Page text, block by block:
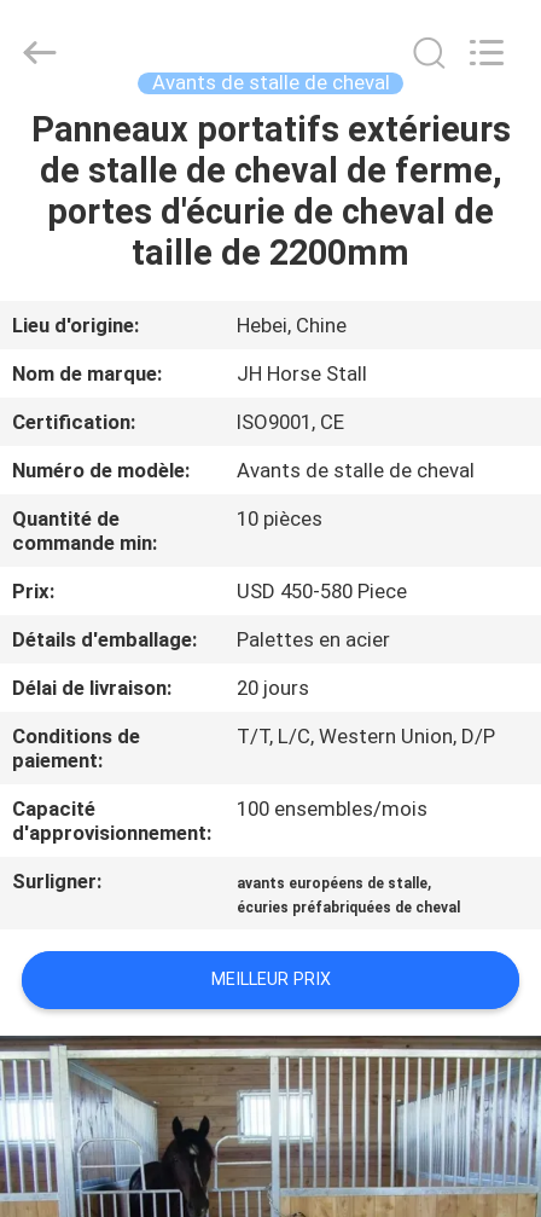
MAISON
DES
PRODUITS
AU
SUJET
DE
VISITE
CONTRÔLE
DE
QUALITÉ
CONTACTEZ-
NOUS
UNE
CITATION
PLAN
DU
SITE
metal
products
Reserved.
Avants de stalle de cheval
Panneaux portatifs extérieurs
de stalle de cheval de ferme,
portes d'écurie de cheval de
taille de 2200mm
Lieu d'origine:
Hebei, Chine
Nom de marque:
JH Horse Stall
Certification:
ISO9001, CE
Numéro de modèle:
Avants de stalle de cheval
Quantité de
commande min:
10 pièces
Prix:
USD 450-580 Piece
Détails d'emballage:
Palettes en acier
Délai de livraison:
20 jours
Conditions de
paiement:
T/T, L/C, Western Union, D/P
Capacité
d'approvisionnement:
100 ensembles/mois
Surligner: avants européens de stalle,
écuries préfabriquées de cheval
MEILLEUR PRIX